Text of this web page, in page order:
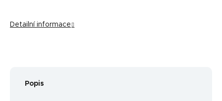
Detailní informace
Popis